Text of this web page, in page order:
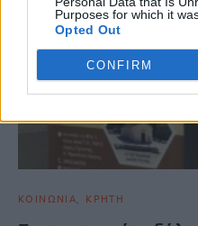
Purposes for which it
Opted Out
CONFIRM
ΚΟΙΝΩΝΙΑ ΚΡΗΤΗ